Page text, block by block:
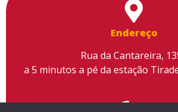
Endereço
Rua da Cantareira,
a 5 minutos a pé da estação